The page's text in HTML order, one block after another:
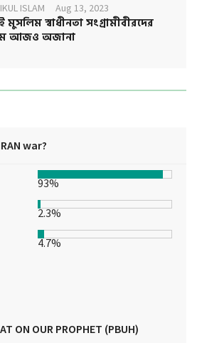
ISLAM Aug 13, 2023
মুসলিম স্বাধীনতা সংগ্রামীবীরদের
আজও অজানা
war?
93%
2.3%
4.7%
ON OUR PROPHET (PBUH)